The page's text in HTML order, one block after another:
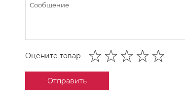
Оцените товар
Отправить